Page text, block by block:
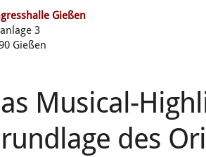
Gießen
3
Gießen
Musical-
des